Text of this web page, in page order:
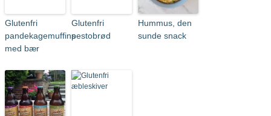
Glutenfri
pandekagemuffins
med bær
Glutenfri
pestobrød
Hummus, den
sunde snack